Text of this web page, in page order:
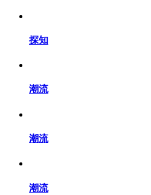
探知
潮流
潮流
潮流